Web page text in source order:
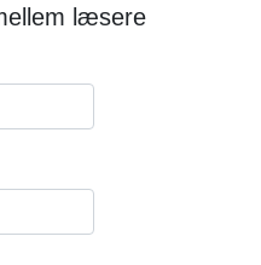
læsere